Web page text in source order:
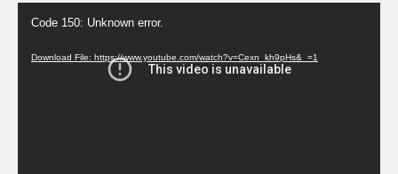
Video
Player
Code 150: Unknown error.
Download File: https://www.youtube.com/watch?v=Cexn_kh9pHs&_=1